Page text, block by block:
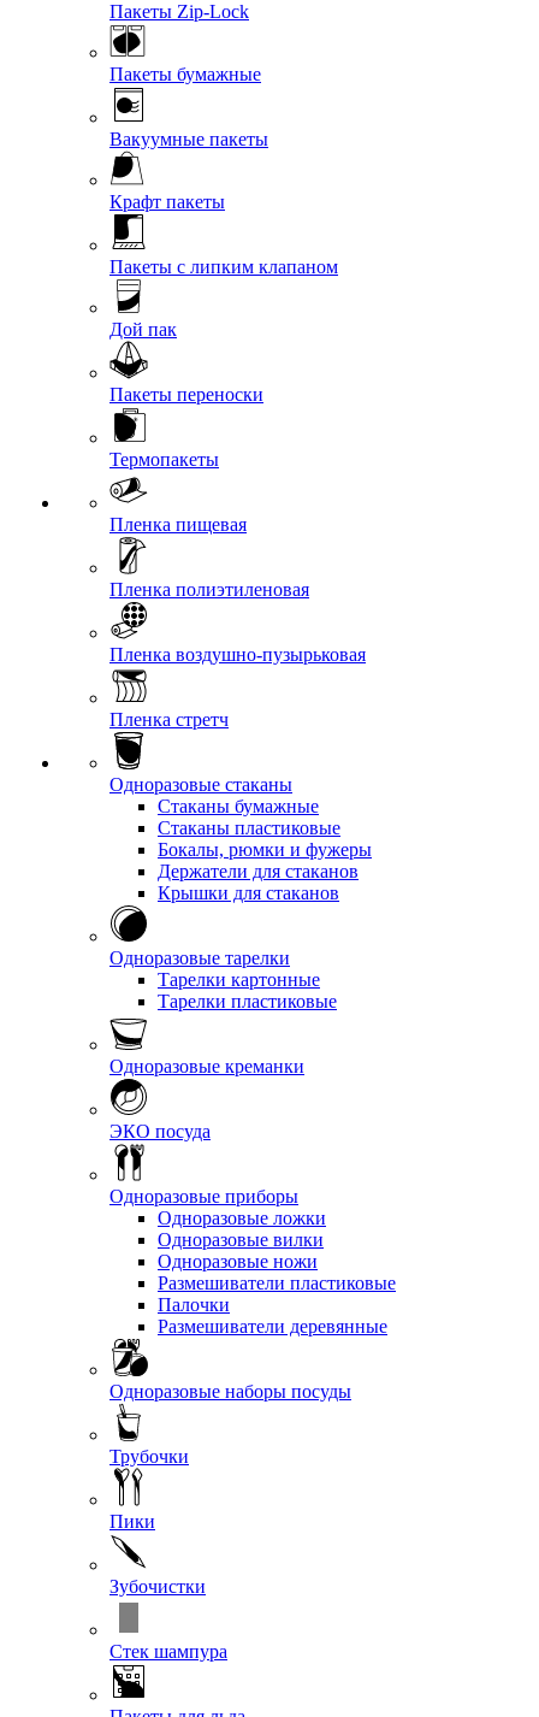
Пакеты Zip-Lock
Пакеты бумажные
Вакуумные пакеты
Крафт пакеты
Пакеты с липким клапаном
Дой пак
Пакеты переноски
Термопакеты
Пленка пищевая
Пленка полиэтиленовая
Пленка воздушно-пузырьковая
Пленка стретч
Одноразовые стаканы
Стаканы бумажные
Стаканы пластиковые
Бокалы, рюмки и фужеры
Держатели для стаканов
Крышки для стаканов
Одноразовые тарелки
Тарелки картонные
Тарелки пластиковые
Одноразовые креманки
ЭКО посуда
Одноразовые приборы
Одноразовые ложки
Одноразовые вилки
Одноразовые ножи
Размешиватели пластиковые
Палочки
Размешиватели деревянные
Одноразовые наборы посуды
Трубочки
Пики
Зубочистки
Стек шампура